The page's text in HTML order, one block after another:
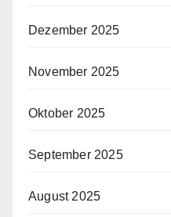
Dezember 2025
November 2025
Oktober 2025
September 2025
August 2025